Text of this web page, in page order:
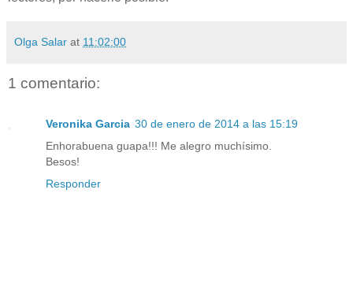
Olga Salar at 11:02:00
1 comentario:
Veronika Garcia 30 de enero de 2014 a las 15:19
Enhorabuena guapa!!! Me alegro muchísimo.
Besos!
Responder